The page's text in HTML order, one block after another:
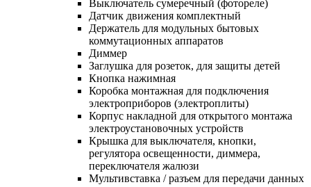
Выключатель сумеречный (фотореле)
Датчик движения комплектный
Держатель для модульных бытовых
коммутационных аппаратов
Диммер
Заглушка для розеток, для защиты детей
Кнопка нажимная
Коробка монтажная для подключения
электроприборов (электроплиты)
Корпус накладной для открытого монтажа
электроустановочных устройств
Крышка для выключателя, кнопки,
регулятора освещенности, диммера,
переключателя жалюзи
Мультивставка / разъем для передачи данных